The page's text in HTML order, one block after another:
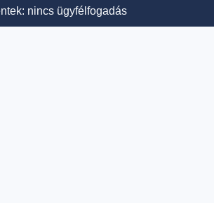
nincs ügyfélfogadás